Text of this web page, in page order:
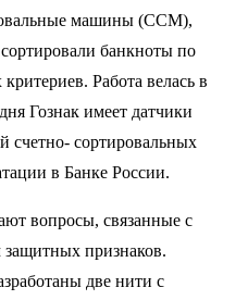
машины (ССМ),
банкноты по
Работа велась в
Гознак имеет датчики
счетно- сортировальных
в Банке России.
вопросы, связанные с
защитных признаков.
две нити с